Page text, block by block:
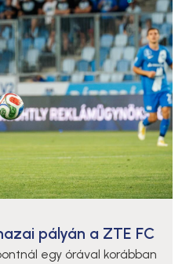
pályán a ZTE FC
egy órával korábban